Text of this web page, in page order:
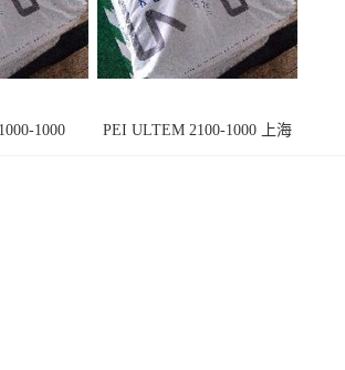
1000
PEI ULTEM 2100-1000 上海